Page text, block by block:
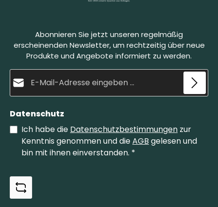
Abonnieren Sie jetzt unseren regelmäßig
erscheinenden Newsletter, um rechtzeitig über neue
Produkte und Angebote informiert zu werden.
Datenschutz
Ich habe die Datenschutzbestimmungen zur
Kenntnis genommen und dieAGB gelesen und
bin mit ihnen einverstanden. *